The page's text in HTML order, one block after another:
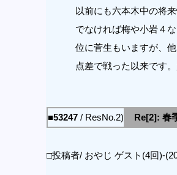
以前にも六本木中の将
でなければ梅や小岩４
位に菅生もいますが、
点差で戦った以来です
■53247/ ResNo.2)
Re[2]: 春
□投稿者/ おやじ ゲスト(4回)-